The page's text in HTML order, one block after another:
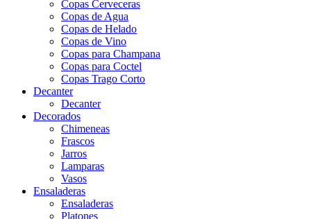
Copas Cerveceras
Copas de Agua
Copas de Helado
Copas de Vino
Copas para Champana
Copas para Coctel
Copas Trago Corto
Decanter
Decanter
Decorados
Chimeneas
Frascos
Jarros
Lamparas
Vasos
Ensaladeras
Ensaladeras
Platones